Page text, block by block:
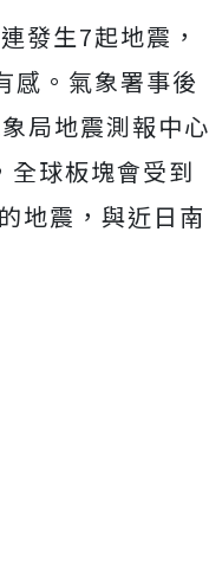
發生7起地震，
感。氣象署事後
局地震測報中心
全球板塊會受到
地震，與近日南